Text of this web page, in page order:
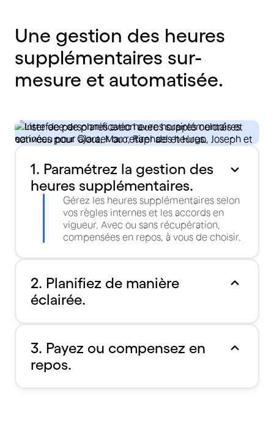
Une gestion des heures
supplémentaires sur-
mesure et automatisée.
1. Paramétrez la gestion des
heures supplémentaires.
Gérez les heures supplémentaires selon
vos règles internes et les accords en
vigueur. Avec ou sans récupération,
compensées en repos, à vous de choisir.
2. Planifiez de manière
éclairée.
3. Payez ou compensez en
repos.